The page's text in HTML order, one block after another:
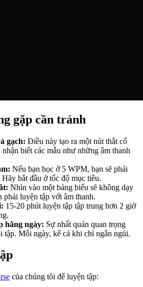
gặp cần tránh
gạch: Điều này tạo ra một nút thắt cổ
biết các mẫu như những âm thanh
Nếu bạn học ở 5 WPM, bạn sẽ phải
bắt đầu ở tốc độ mục tiêu.
Nhìn vào một bảng biểu sẽ không dạy
phải luyện tập với âm thanh.
15-20 phút luyện tập tập trung hơn 2 giờ
hằng ngày: Sự nhất quán quan trọng
tập. Mỗi ngày, kể cả khi chỉ ngắn ngủi.
của chúng tôi để luyện tập: